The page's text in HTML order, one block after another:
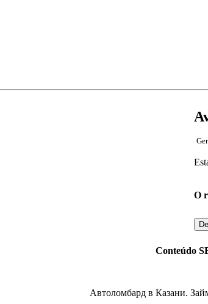
O
Conteúdo
Автоломбард в Казани.